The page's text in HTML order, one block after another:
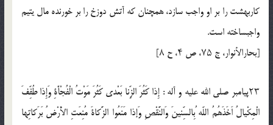
كاربهشت را بر او واجب سازد، همچنان كه آتش دوزخ را بر خورنده مال يتيم
واجبساخته است.
[بحارالأنوار، ج ۷۵، ص ۴، ح ۸]
۲۳پيامبر صلي الله عليه و آله : إِذا كَثُرَ الزِّنا بَعْدى كَثُرَ مَوْتُ الْفُجْأَةِ وَإِذا طُفِّفَ
الْمِكْيالُ اَخَذَهُمُ اللّه ُبِالسِّنينَ وَالنَّقْصِ وَإذا مَنَعُوا الزَّكاةَ مُنِعَتِ الأْرْضُ بَرَكاتِها